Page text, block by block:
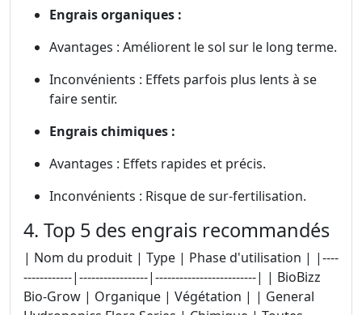
Engrais organiques :
Avantages : Améliorent le sol sur le long terme.
Inconvénients : Effets parfois plus lents à se
faire sentir.
Engrais chimiques :
Avantages : Effets rapides et précis.
Inconvénients : Risque de sur-fertilisation.
4. Top 5 des engrais recommandés
| Nom du produit | Type | Phase d'utilisation | |----
------------|-----------------|-------------------------| | BioBizz
Bio-Grow | Organique | Végétation | | General